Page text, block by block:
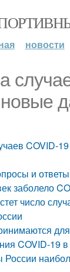
новости
COVID-
и ответы
заболело
число
COVID-19
России